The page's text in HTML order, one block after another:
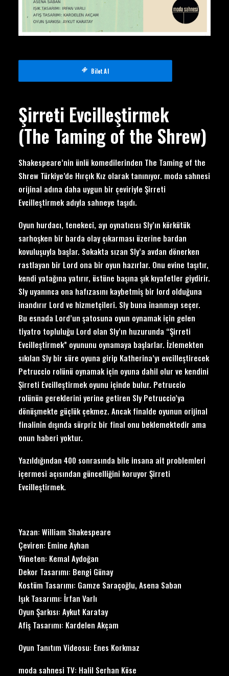
Bilet Al
Şirreti Evcilleştirmek
(The Taming of the Shrew)
Shakespeare’nin ünlü komedilerinden The Taming of the
Shrew Türkiye’de Hırçık Kız olarak tanınıyor. moda sahnesi
orijinal adına daha uygun bir çeviriyle Şirreti
Evcilleştirmek adıyla sahneye taşıdı.
Oyun hurdacı, tenekeci, ayı oynatıcısı Sly’ın körkütük
sarhoşken bir barda olay çıkarması üzerine bardan
kovuluşuyla başlar. Sokakta sızan Sly’a avdan dönerken
rastlayan bir Lord ona bir oyun hazırlar. Onu evine taşıtır,
kendi yatağına yatırır, üstüne başına şık kıyafetler giydirir.
Sly uyanınca ona hafızasını kaybetmiş bir lord olduğuna
inandırır Lord ve hizmetçileri. Sly buna inanmayı seçer.
Bu esnada Lord’un şatosuna oyun oynamak için gelen
tiyatro topluluğu Lord olan Sly’ın huzurunda “Şirreti
Evcilleştirmek” oyununu oynamaya başlarlar. İzlemekten
sıkılan Sly bir süre oyuna girip Katherina’yı evcilleştirecek
Petruccio rolünü oynamak için oyuna dahil olur ve kendini
Şirreti Evcilleştirmek oyunu içinde bulur. Petruccio
rolünün gereklerini yerine getiren Sly Petruccio’ya
dönüşmekte güçlük çekmez. Ancak finalde oyunun orijinal
finalinin dışında sürpriz bir final onu beklemektedir ama
onun haberi yoktur.
Yazıldığından 400 sonrasında bile insana ait problemleri
içermesi açısından güncelliğini koruyor Şirreti
Evcilleştirmek.
Yazan: William Shakespeare
Çeviren: Emine Ayhan
Yöneten: Kemal Aydoğan
Dekor Tasarımı: Bengi Günay
Kostüm Tasarımı: Gamze Saraçoğlu, Asena Saban
Işık Tasarımı: İrfan Varlı
Oyun Şarkısı: Aykut Karatay
Afiş Tasarımı: Kardelen Akçam
Oyun Tanıtım Videosu: Enes Korkmaz
moda sahnesi TV: Halil Serhan Köse